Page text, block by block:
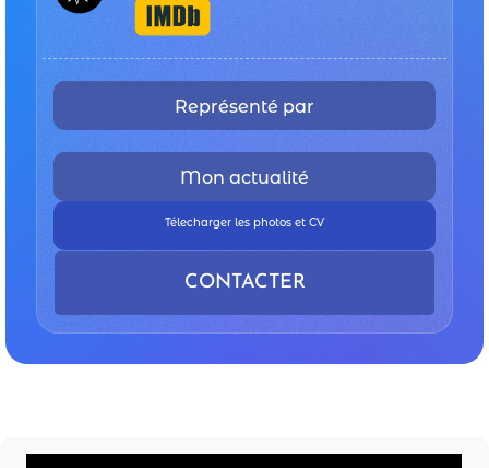
Représenté par
Mon actualité
Télecharger les photos et CV
CONTACTER